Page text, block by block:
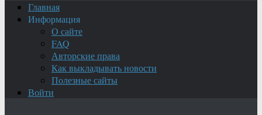
Главная
Информация
О сайте
FAQ
Авторские права
Как выкладывать новости
Полезные сайты
Войти